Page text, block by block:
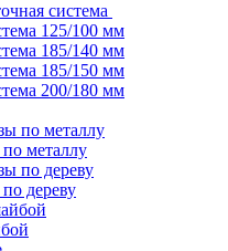
система
125/100 мм
185/140 мм
185/150 мм
200/180 мм
металлу
дереву